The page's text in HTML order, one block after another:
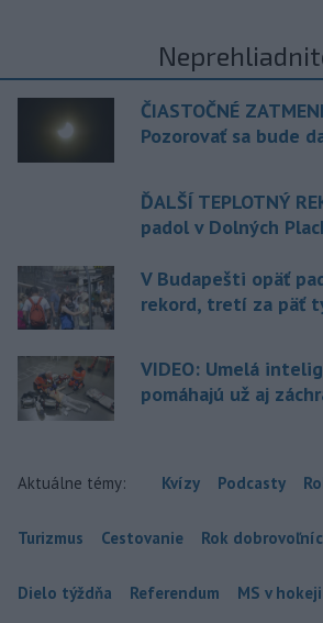
ČIASTOČNÉ
Pozorovať sa bude
ĎALŠÍ TEPLOTNÝ
padol v Dolných
V Budapešti opäť
rekord, tretí za päť
VIDEO: Umelá
pomáhajú už aj
Aktuálne témy: Kvízy Podcasty
Turizmus Cestovanie Rok
Dielo týždňa Referendum MS v hokeji